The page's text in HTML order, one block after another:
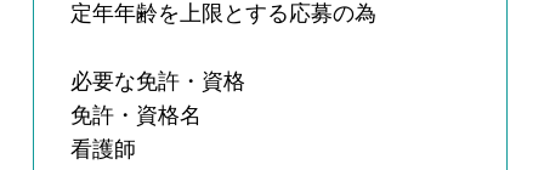
定年年齢を上限とする応募の為
必要な免許・資格
免許・資格名
看護師